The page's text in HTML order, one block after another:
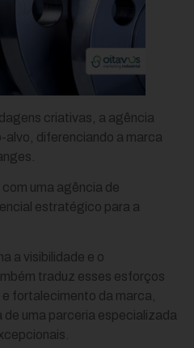
criativas, a agência
diferenciando a marca
uma agência de
estratégico para a
a visibilidade e o
traduz esses esforços
fortalecimento da marca,
uma parceria especializada